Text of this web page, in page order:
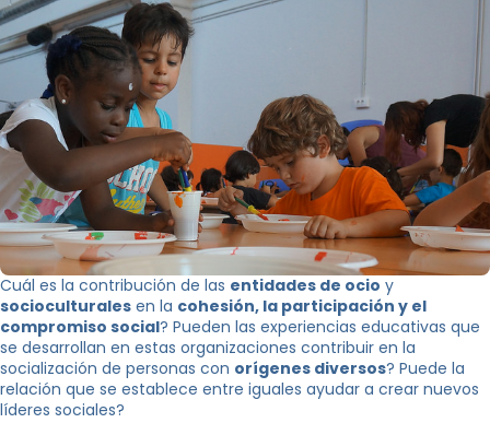
Cuál es la contribución de las entidades de ocio y
socioculturales en la cohesión, la participación y el
compromiso social? Pueden las experiencias educativas que
se desarrollan en estas organizaciones contribuir en la
socialización de personas con orígenes diversos? Puede la
relación que se establece entre iguales ayudar a crear nuevos
líderes sociales?